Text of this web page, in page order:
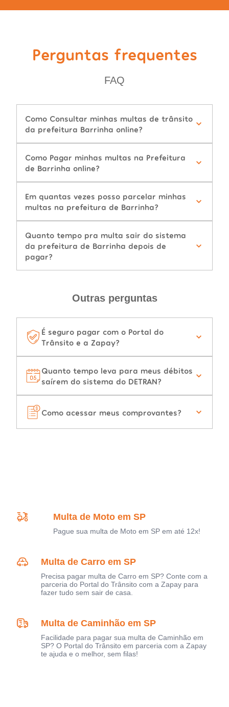
Perguntas frequentes
FAQ
Como Consultar minhas multas de trânsito
da prefeitura Barrinha online?
Como Pagar minhas multas na Prefeitura
de Barrinha online?
Em quantas vezes posso parcelar minhas
multas na prefeitura de Barrinha?
Quanto tempo pra multa sair do sistema
da prefeitura de Barrinha depois de
pagar?
Outras perguntas
É seguro pagar com o Portal do
Trânsito e a Zapay?
Quanto tempo leva para meus débitos
saírem do sistema do DETRAN?
Como acessar meus comprovantes?
Multa de Moto em SP
Pague sua multa de Moto em SP em até 12x!
Multa de Carro em SP
Precisa pagar multa de Carro em SP? Conte com a
parceria do Portal do Trânsito com a Zapay para
fazer tudo sem sair de casa.
Multa de Caminhão em SP
Facilidade para pagar sua multa de Caminhão em
SP? O Portal do Trânsito em parceria com a Zapay
te ajuda e o melhor, sem filas!